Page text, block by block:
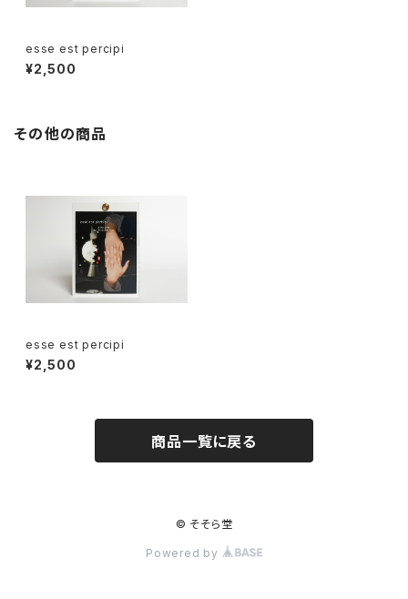
esse est percipi
¥2,500
その他の商品
esse est percipi
¥2,500
商品一覧に戻る
© そそら堂
Powered by